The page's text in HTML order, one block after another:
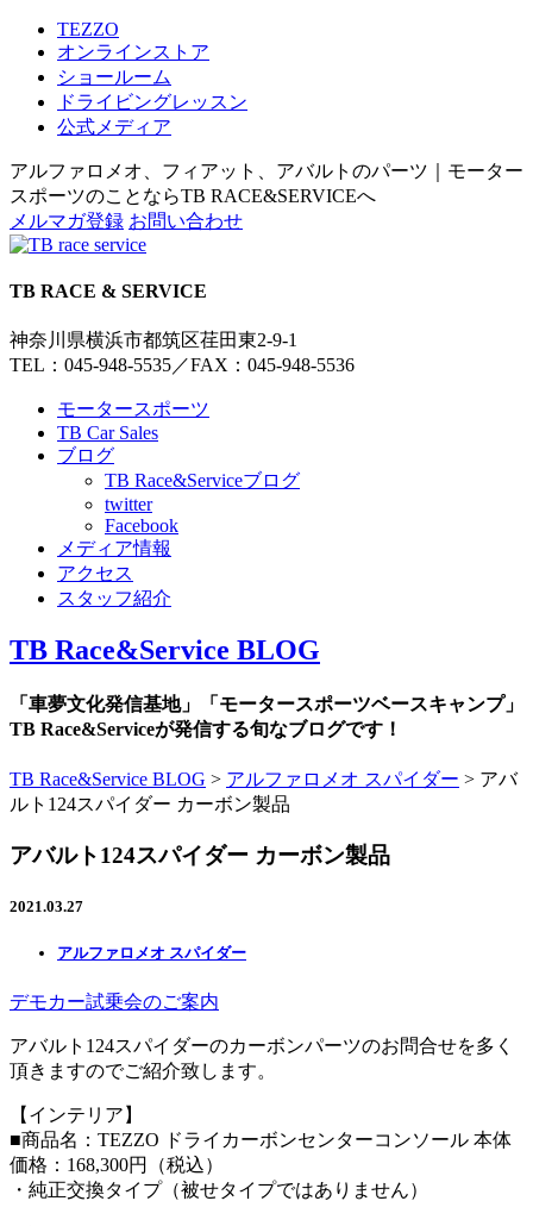
TEZZO
オンラインストア
ショールーム
ドライビングレッスン
公式メディア
アルファロメオ、フィアット、アバルトのパーツ｜モーター
スポーツのことならTB RACE&SERVICEへ
メルマガ登録 お問い合わせ
TB RACE & SERVICE
神奈川県横浜市都筑区荏田東2-9-1
TEL：045-948-5535／FAX：045-948-5536
モータースポーツ
TB Car Sales
ブログ
TB Race&Serviceブログ
twitter
Facebook
メディア情報
アクセス
スタッフ紹介
TB Race&Service BLOG
「車夢文化発信基地」「モータースポーツベースキャンプ」
TB Race&Serviceが発信する旬なブログです！
TB Race&Service BLOG > アルファロメオ スパイダー > アバ
ルト124スパイダー カーボン製品
アバルト124スパイダー カーボン製品
2021.03.27
アルファロメオ スパイダー
デモカー試乗会のご案内
アバルト124スパイダーのカーボンパーツのお問合せを多く
頂きますのでご紹介致します。
【インテリア】
■商品名：TEZZO ドライカーボンセンターコンソール 本体
価格：168,300円（税込）
・純正交換タイプ（被せタイプではありません）